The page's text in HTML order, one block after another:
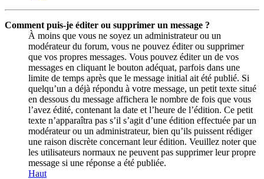
Comment puis-je éditer ou supprimer un message ?
À moins que vous ne soyez un administrateur ou un
modérateur du forum, vous ne pouvez éditer ou supprimer
que vos propres messages. Vous pouvez éditer un de vos
messages en cliquant le bouton adéquat, parfois dans une
limite de temps après que le message initial ait été publié. Si
quelqu’un a déjà répondu à votre message, un petit texte situé
en dessous du message affichera le nombre de fois que vous
l’avez édité, contenant la date et l’heure de l’édition. Ce petit
texte n’apparaîtra pas s’il s’agit d’une édition effectuée par un
modérateur ou un administrateur, bien qu’ils puissent rédiger
une raison discrète concernant leur édition. Veuillez noter que
les utilisateurs normaux ne peuvent pas supprimer leur propre
message si une réponse a été publiée.
Haut